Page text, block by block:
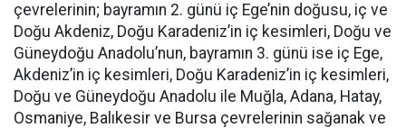
çevrelerinin; bayramın 2. günü iç Ege’nin doğusu, iç ve
Doğu Akdeniz, Doğu Karadeniz’in iç kesimleri, Doğu ve
Güneydoğu Anadolu’nun, bayramın 3. günü ise iç Ege,
Akdeniz’in iç kesimleri, Doğu Karadeniz’in iç kesimleri,
Doğu ve Güneydoğu Anadolu ile Muğla, Adana, Hatay,
Osmaniye, Balıkesir ve Bursa çevrelerinin sağanak ve